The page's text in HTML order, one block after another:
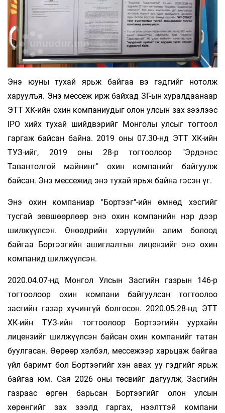
Энэ юуны тухай ярьж байгаа вэ гэдгийг нотолж
харуулъя. Энэ мессеж ирж байхад ЗГ-ын хуралдаанаар
ЭТТ ХК-ийн охин компаниудыг олон улсын зах зээлээс
IPO хийх тухай шийдвэрийг Монголы улсыг тогтоол
гаргаж байсан байна. 2019 оны 07.30-нд ЭТТ ХК-ийн
ТУЗ-ийг, 2019 оны 28-р тогтоолоор "Эрдэнэс
Тавантолгой майнинг" охин компанийг байгуулж
байсан. Энэ мессежид энэ тухай ярьж байна гэсэн үг.
Энэ охин компаниар "Бортээг"-ийн өмнөд хэсгийг
тусгай зөвшөөрлөөр энэ охин компанийн нэр дээр
шилжүүлсэн. Өнөөдрийн хэрүүлийн алим болоод
байгаа Бортээгийн ашиглалтын лицензийг энэ охин
компанид шилжүүлсэн.
2020.04.07-нд Монгол Улсын Засгийн газрын 146-р
тогтоолоор охин компани байгуулсан тогтоолоо
засгийн газар хүчингүй болгосон. 2020.05.28-нд ЭТТ
ХК-ийн ТУЗ-ийн тогтоолоор Бортээгийн уурхайн
лицензийг шилжүүлсэн байсан охин компанийг татан
буулгасан. Өөрөөр хэлбэл, мессежээр харьцаж байгаа
үйл баримт бол Бортээгийг хэн авах уу гэдгийг ярьж
байгаа юм. Сая 2026 оны төсвийг дагуулж, Засгийн
газраас өргөн барьсан Бортээгийг олон улсын
хөрөнгийг зах зээлд гаргах, нээлттэй компани